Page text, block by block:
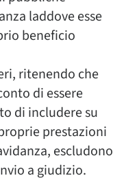
laddove esse
beneficio
ritenendo che
di essere
di includere su
prestazioni
escludono
a giudizio.